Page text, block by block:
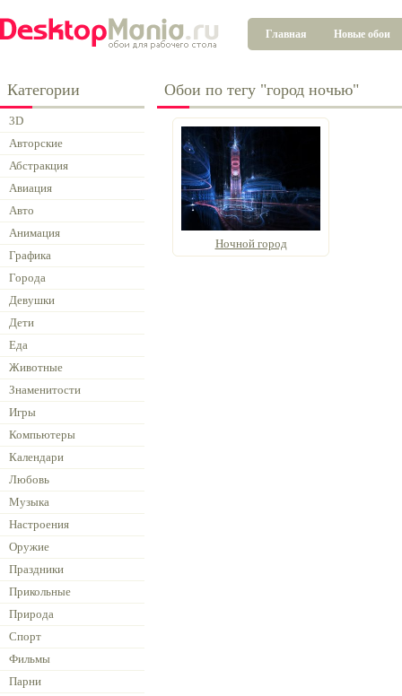
Главная Новые обои
Категории
3D
Авторские
Абстракция
Авиация
Авто
Анимация
Графика
Города
Девушки
Дети
Еда
Животные
Знаменитости
Игры
Компьютеры
Календари
Любовь
Музыка
Настроения
Оружие
Праздники
Прикольные
Природа
Спорт
Фильмы
Парни
Обои по тегу "город ночью"
Ночной город